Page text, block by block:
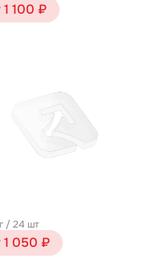
100 ₽
/ 24 шт
1 050 ₽